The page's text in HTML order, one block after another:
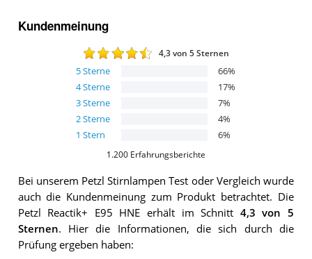
Kundenmeinung
4,3von 5 Sternen
5Sterne 66%
4Sterne 17%
3Sterne 7%
2Sterne 4%
1 Stern 6%
1.200 Erfahrungsberichte
Bei unserem Petzl Stirnlampen Test oder Vergleich wurde
auch die Kundenmeinung zum Produkt betrachtet. Die
Petzl Reactik+ E95 HNE erhält im Schnitt 4,3 von 5
Sternen. Hier die Informationen, die sich durch die
Prüfung ergeben haben: